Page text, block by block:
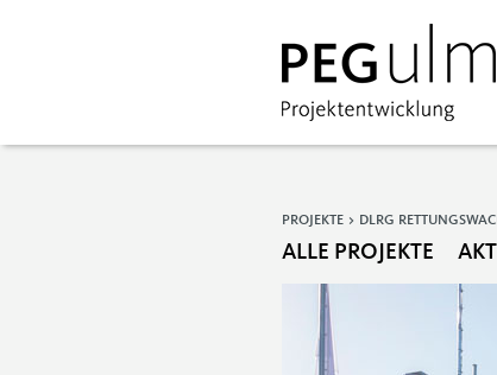
PROJEKTE > DLRG
ALLE PROJEKTE